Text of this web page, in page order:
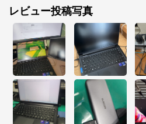
レビュー投稿写真
算に沿って、自由にカスタマイ
Order）パソコンをご提供する
メーカーです。
当社パソコンには「3年間無償
く）」「24時間×365日電話サ
休日や深夜でも専門国内スタッ
たします。